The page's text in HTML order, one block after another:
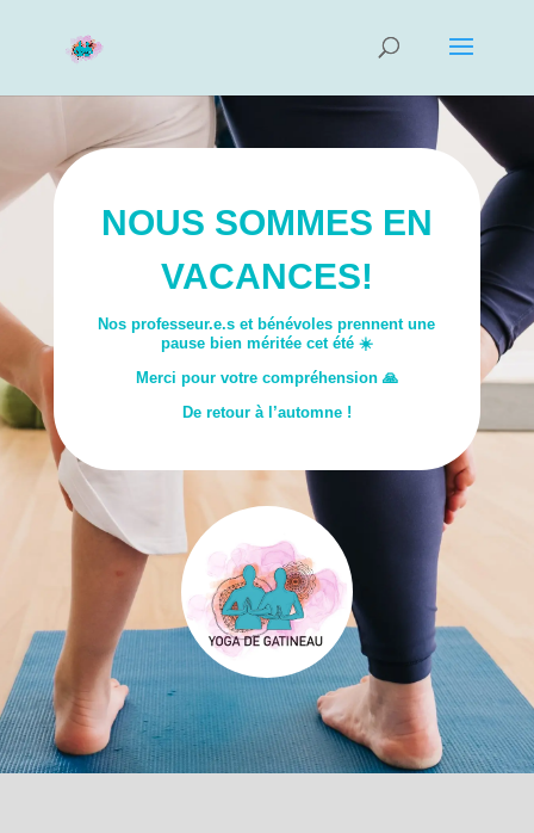
NOUS SOMMES EN
VACANCES!
Nos professeur.e.s et bénévoles prennent une
pause bien méritée cet été ☀️
Merci pour votre compréhension 🙏
De retour à l’automne !